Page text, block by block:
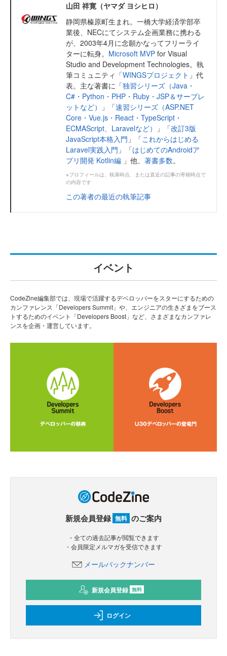
山田 祥寛（ヤマダ ヨシヒロ）
静岡県榛原町生まれ。一橋大学経済学部卒
業後、NECにてシステム企画業務に携わる
が、2003年4月に念願かなってフリーライ
ターに転身。 Microsoft MVP for Visual
Studio and Development Technologies。執
筆コミュニティ「WINGSプロジェクト 」代
表。主な著書に「独習シリーズ（Java・
C#・Python・PHP・Ruby・JSP＆サーブレ
ットなど）
」「速習シリーズ（ASP.NET
Core・Vue.js・React・TypeScript・
ECMAScript、Laravelなど）
」「改訂3版
JavaScript本格入門 」「これからはじめる
Laravel実践入門 」「はじめてのAndroidア
プリ開発 Kotlin編 」他、 著書多数。
※プロフィールは、執筆時点、または直近の記事の寄稿時点で
の内容です
この著者の最近の執筆記事
イベント
CodeZine編集部では、現場で活躍するデベロッパーをスターにするための
カンファレンス「Developers Summit」や、エンジニアの生きざまをブース
トするためのイベント「Developers Boost」など、さまざまなカンファレ
ンスを企画・運営しています。
新規会員登録 無料 のご案内
・全ての過去記事が閲覧できます
・会員限定メルマガを受信できます
メールバックナンバー
新規会員登録 無料
ログイン